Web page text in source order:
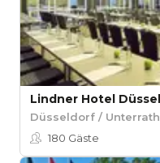
Düsseldorf / Unterrath
180 Gäste